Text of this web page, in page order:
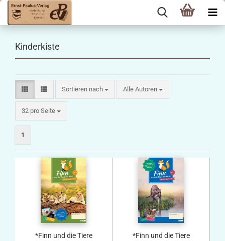
Kinderkiste
Sortieren nach
Sortieren nach Alle Autoren
32 pro Seite
pro Seite
1
*Finn und die Tiere
*Finn und die Tiere